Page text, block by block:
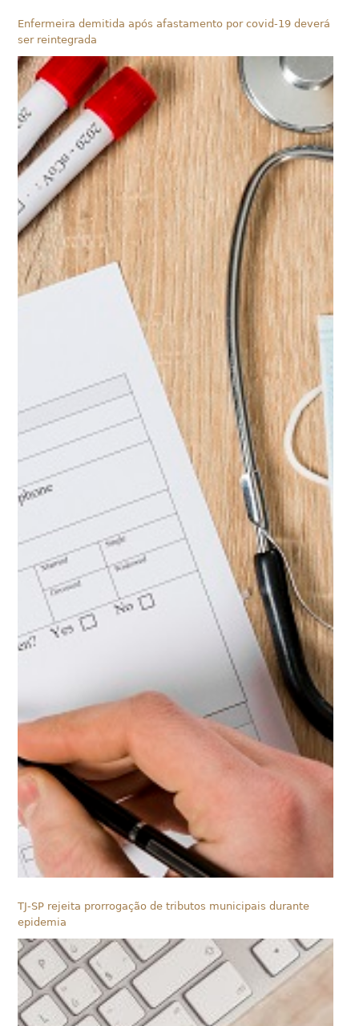
Enfermeira demitida após afastamento por covid-19 deverá
ser reintegrada
TJ-SP rejeita prorrogação de tributos municipais durante
epidemia